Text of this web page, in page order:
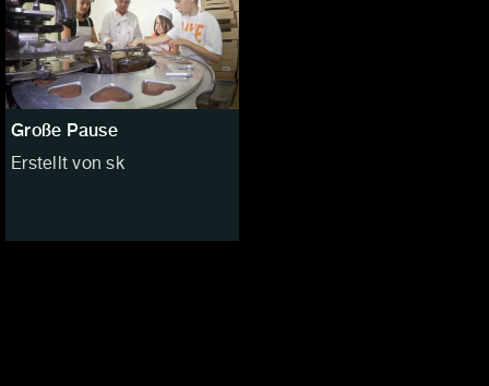
Große Pause
Erstellt von sk